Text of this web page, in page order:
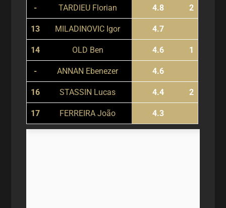
- TARDIEU Florian 4.8 2
13 MILADINOVIC Igor 4.7
14 OLD Ben 4.6 1
- ANNAN Ebenezer 4.6
16 STASSIN Lucas 4.4 2
17 FERREIRA João 4.3